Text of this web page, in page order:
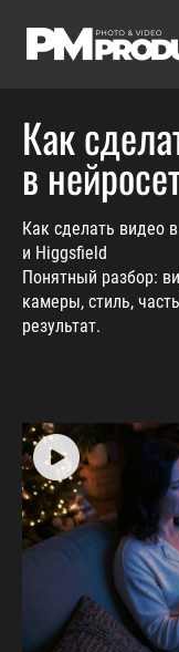
Как
в
Как сделать видео
и Higgsfield
Понятный разбор:
камеры, стиль,
результат.